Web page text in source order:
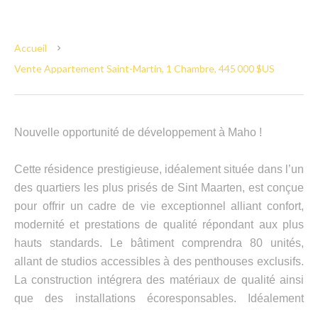
Accueil
Vente Appartement Saint-Martin, 1 Chambre, 445 000 $US
Nouvelle opportunité de développement à Maho !
Cette résidence prestigieuse, idéalement située dans l’un
des quartiers les plus prisés de Sint Maarten, est conçue
pour offrir un cadre de vie exceptionnel alliant confort,
modernité et prestations de qualité répondant aux plus
hauts standards. Le bâtiment comprendra 80 unités,
allant de studios accessibles à des penthouses exclusifs.
La construction intégrera des matériaux de qualité ainsi
que des installations écoresponsables. Idéalement